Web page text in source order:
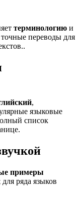
терминологию и
точные переводы для
,
языковые
список
примеры
ряда языков